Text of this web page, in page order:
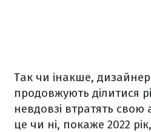
Так чи інакше,
продовжують ділитися
невдовзі втратять свою
це чи ні, покаже 2022